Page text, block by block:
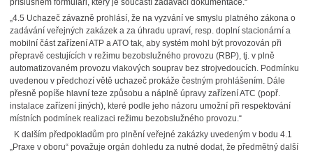
příslušném formuláři, který je součástí zadávací dokumentace.“
„4.5 Uchazeč závazně prohlásí, že na vyzvání ve smyslu platného zákona o
zadávání veřejných zakázek a za úhradu upraví, resp. doplní stacionární a
mobilní část zařízení ATP a ATO tak, aby systém mohl být provozován při
přepravě cestujících v režimu bezobslužného provozu (RBP), tj. v plně
automatizovaném provozu vlakových souprav bez strojvedoucích. Podmínku
uvedenou v předchozí větě uchazeč prokáže čestným prohlášením. Dále
přesně popíše hlavní teze způsobu a náplně úpravy zařízení ATC (popř.
instalace zařízení jiných), které podle jeho názoru umožní při respektování
místních podmínek realizaci režimu bezobslužného provozu.“
K dalším předpokladům pro plnění veřejné zakázky uvedeným v bodu 4.1
„Praxe v oboru“ považuje orgán dohledu za nutné dodat, že předmětný další